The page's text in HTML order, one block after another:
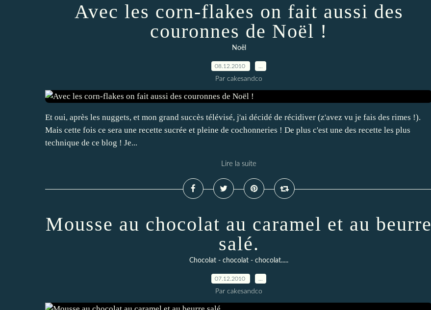
Avec les corn-flakes on fait aussi des
couronnes de Noël !
Noël
08.12.2010
Par cakesandco
Et oui, après les nuggets, et mon grand succès télévisé, j'ai décidé de récidiver (z'avez vu je fais des rimes !).
Mais cette fois ce sera une recette sucrée et pleine de cochonneries ! De plus c'est une des recette les plus
technique de ce blog ! Je...
Lire la suite
Mousse au chocolat au caramel et au beurre
salé.
Chocolat - chocolat - chocolat.....
07.12.2010
Par cakesandco